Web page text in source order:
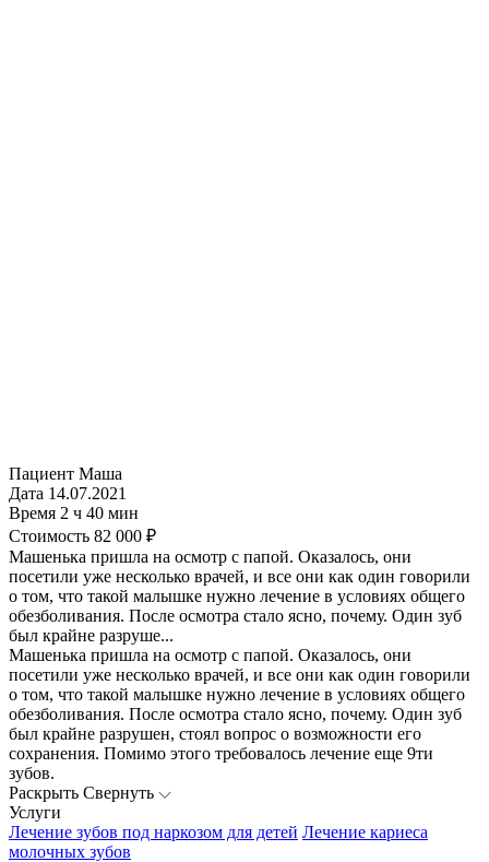
Пациент Маша
Дата 14.07.2021
Время 2 ч 40 мин
Стоимость 82 000 ₽
Машенька пришла на осмотр с папой. Оказалось, они
посетили уже несколько врачей, и все они как один говорили
о том, что такой малышке нужно лечение в условиях общего
обезболивания. После осмотра стало ясно, почему. Один зуб
был крайне разруше...
Машенька пришла на осмотр с папой. Оказалось, они
посетили уже несколько врачей, и все они как один говорили
о том, что такой малышке нужно лечение в условиях общего
обезболивания. После осмотра стало ясно, почему. Один зуб
был крайне разрушен, стоял вопрос о возможности его
сохранения. Помимо этого требовалось лечение еще 9ти
зубов.
Раскрыть Свернуть
Услуги
Лечение зубов под наркозом для детей Лечение кариеса
молочных зубов